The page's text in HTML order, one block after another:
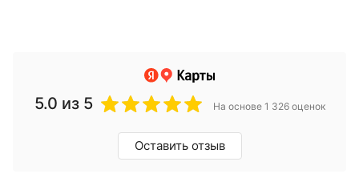
5.0 из 5 На основе 1 326 оценок
Оставить отзыв